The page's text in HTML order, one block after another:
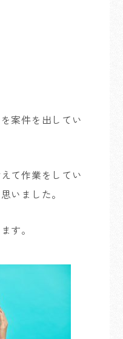
案件を出してい
て作業をしてい
いました。
す。